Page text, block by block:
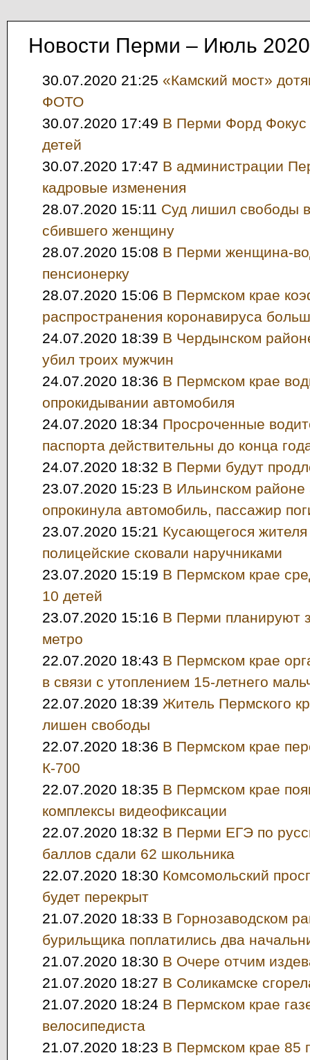
Новости Перми – Июль 2020
30.07.2020 21:25 «Камский мост»
ФОТО
30.07.2020 17:49 В Перми Форд Фокус
детей
30.07.2020 17:47 В администрации
кадровые изменения
28.07.2020 15:11 Суд лишил свободы
сбившего женщину
28.07.2020 15:08 В Перми женщина-
пенсионерку
28.07.2020 15:06 В Пермском крае
распространения коронавируса
24.07.2020 18:39 В Чердынском
убил троих мужчин
24.07.2020 18:36 В Пермском крае
опрокидывании автомобиля
24.07.2020 18:34 Просроченные
паспорта действительны до конца
24.07.2020 18:32 В Перми будут
23.07.2020 15:23 В Ильинском районе
опрокинула автомобиль, пассажир
23.07.2020 15:21 Кусающегося
полицейские сковали наручниками
23.07.2020 15:19 В Пермском крае
10 детей
23.07.2020 15:16 В Перми планируют
метро
22.07.2020 18:43 В Пермском крае
в связи с утоплением 15-летнего
22.07.2020 18:39 Житель Пермского
лишен свободы
22.07.2020 18:36 В Пермском крае
К-700
22.07.2020 18:35 В Пермском крае
комплексы видеофиксации
22.07.2020 18:32 В Перми ЕГЭ по
баллов сдали 62 школьника
22.07.2020 18:30 Комсомольский
будет перекрыт
21.07.2020 18:33 В Горнозаводском
бурильщика поплатились два
21.07.2020 18:30 В Очере отчим
21.07.2020 18:27 В Соликамске
21.07.2020 18:24 В Пермском крае
велосипедиста
21.07.2020 18:23 В Пермском крае 85